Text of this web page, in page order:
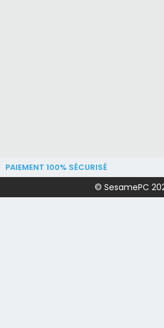
PAIEMENT 100% SÉCURISÉ
© SesamePC